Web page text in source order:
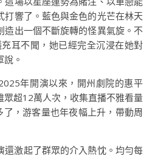
打響了。藍色與金色的光芒在林天
造出一個不斷旋轉的怪異氣旋。不
耳不聞，她已經完全沉浸在她對
。
年開演以來，開州劇院的惠平
眾超12萬人次，收集直播不雅看量
，游客量也年夜幅上升，帶動周
還激起了群眾的介入熱忱。均勻每